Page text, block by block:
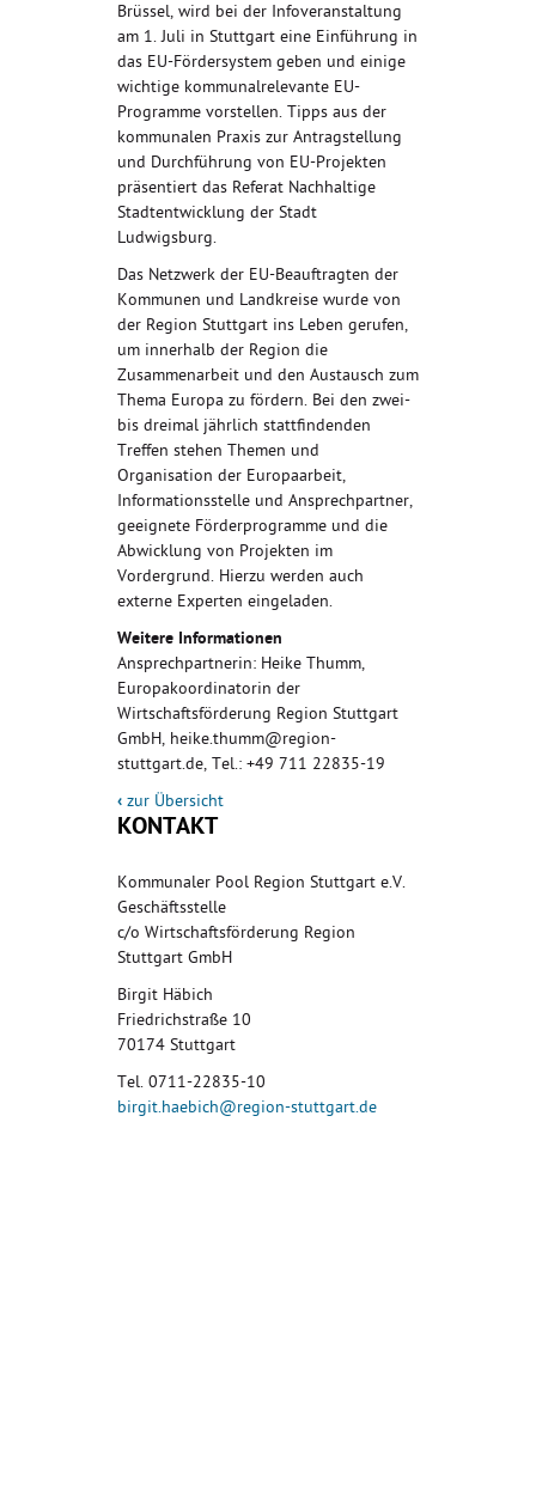
Brüssel, wird bei der Infoveranstaltung
am 1. Juli in Stuttgart eine Einführung in
das EU-Fördersystem geben und einige
wichtige kommunalrelevante EU-
Programme vorstellen. Tipps aus der
kommunalen Praxis zur Antragstellung
und Durchführung von EU-Projekten
präsentiert das Referat Nachhaltige
Stadtentwicklung der Stadt
Ludwigsburg.
Das Netzwerk der EU-Beauftragten der
Kommunen und Landkreise wurde von
der Region Stuttgart ins Leben gerufen,
um innerhalb der Region die
Zusammenarbeit und den Austausch zum
Thema Europa zu fördern. Bei den zwei-
bis dreimal jährlich stattfindenden
Treffen stehen Themen und
Organisation der Europaarbeit,
Informationsstelle und Ansprechpartner,
geeignete Förderprogramme und die
Abwicklung von Projekten im
Vordergrund. Hierzu werden auch
externe Experten eingeladen.
Weitere Informationen
Ansprechpartnerin: Heike Thumm,
Europakoordinatorin der
Wirtschaftsförderung Region Stuttgart
GmbH, heike.thumm@region-
stuttgart.de, Tel.: +49 711 22835-19
‹ zur Übersicht
KONTAKT
Kommunaler Pool Region Stuttgart e.V.
Geschäftsstelle
c/o Wirtschaftsförderung Region
Stuttgart GmbH
Birgit Häbich
Friedrichstraße 10
70174 Stuttgart
Tel. 0711-22835-10
birgit.haebich@region-stuttgart.de